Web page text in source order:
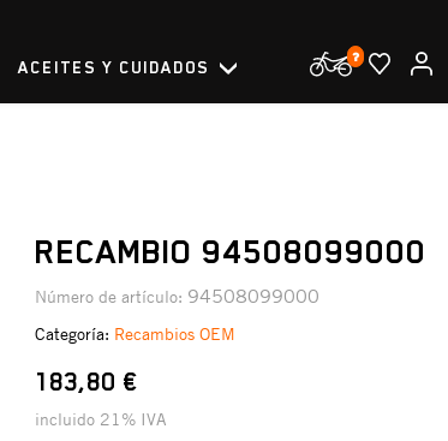
ACEITES Y CUIDADOS
RECAMBIO 94508099000
Número de artículo: 94508099000
Categoría: Recambios OEM
183,80 €
incluido 21% IVA